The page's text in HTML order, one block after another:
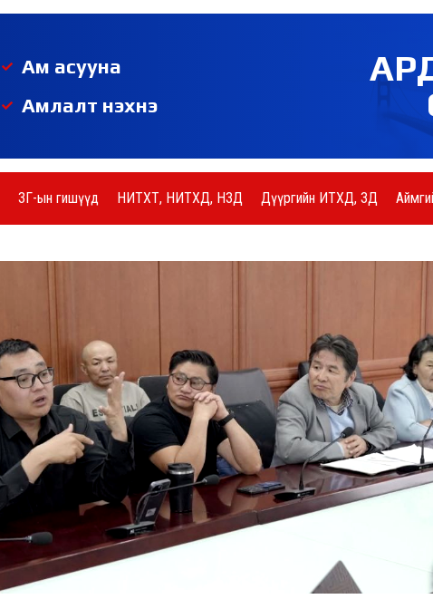
Ам асууна
Амлалт нэхнэ
ЗГ-ын гишүүд НИТХТ, НИТХД, НЗД Дүүргийн ИТХД, ЗД